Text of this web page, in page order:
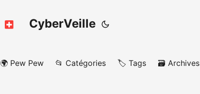
CyberVeille
🌍 Pew Pew 📂 Catégories 🏷️ Tags 🗃️ Archives